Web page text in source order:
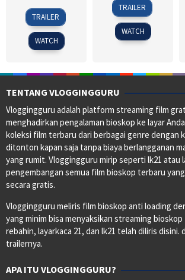
8
Jan
2020
William
Eubank
TRAILER
WATCH
Jun
2020
Il
TRAILER
WATCH
TENTANG VLOGGINGGURU
Vloggingguru adalah platform streaming film
menghadirkan pengalaman bioskop ke layar
koleksi film terbaru dari berbagai genre dengan
ditonton kapan saja tanpa biaya berlangganan
yang rumit. Vloggingguru mirip seperti lk21 atau
pengembangan semua film bioskop terbaru
secara gratis.
Vloggingguru meliris film bioskop anti loading
yang minim bisa menyaksikan streaming
rebahin, layarkaca 21, dan lk21 telah diliris disini.
trailernya.
APA ITU VLOGGINGGURU?